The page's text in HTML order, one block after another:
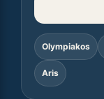
Olympiakos
Aris